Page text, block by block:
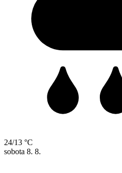
24/13 °C
sobota 8. 8.